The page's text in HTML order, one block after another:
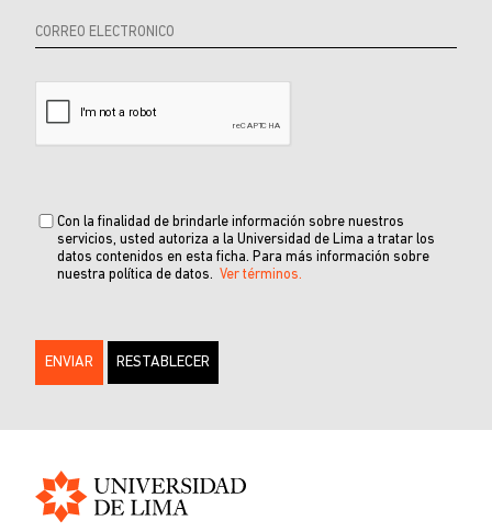
Producto
Con la finalidad de brindarle información sobre nuestros
servicios, usted autoriza a la Universidad de Lima a tratar los
datos contenidos en esta ficha. Para más información sobre
nuestra política de datos. Ver términos.